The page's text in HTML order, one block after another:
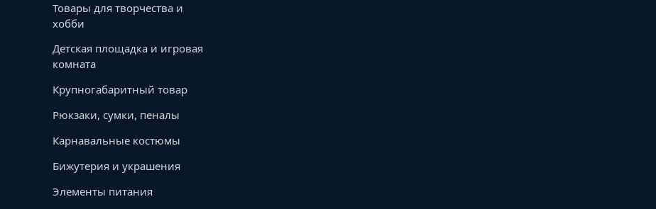
Товары для творчества и
хобби
Детская площадка и игровая
комната
Крупногабаритный товар
Рюкзаки, сумки, пеналы
Карнавальные костюмы
Бижутерия и украшения
Элементы питания